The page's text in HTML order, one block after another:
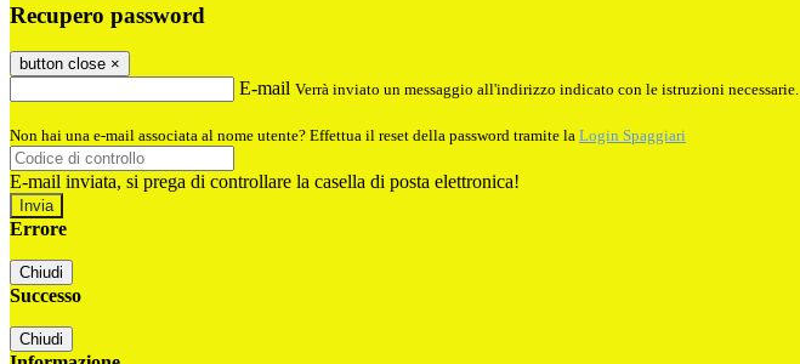
Recupero password
button close ×
E-mail Verrà inviato un messaggio all'indirizzo indicato con le istruzioni necessarie.
Non hai una e-mail associata al nome utente? Effettua il reset della password tramite la Login Spaggiari
E-mail inviata, si prega di controllare la casella di posta elettronica!
Errore
Chiudi
Successo
Chiudi